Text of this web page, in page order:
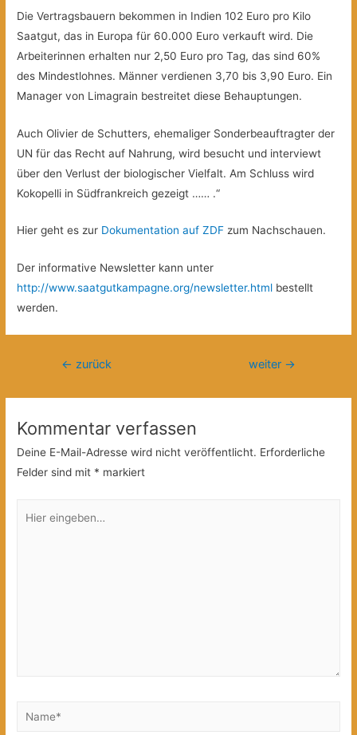
Die Vertragsbauern bekommen in Indien 102 Euro pro Kilo
Saatgut, das in Europa für 60.000 Euro verkauft wird. Die
Arbeiterinnen erhalten nur 2,50 Euro pro Tag, das sind 60%
des Mindestlohnes. Männer verdienen 3,70 bis 3,90 Euro. Ein
Manager von Limagrain bestreitet diese Behauptungen.
Auch Olivier de Schutters, ehemaliger Sonderbeauftragter der
UN für das Recht auf Nahrung, wird besucht und interviewt
über den Verlust der biologischer Vielfalt. Am Schluss wird
Kokopelli in Südfrankreich gezeigt …… .“
Hier geht es zur Dokumentation auf ZDFzum Nachschauen.
Der informative Newsletter kann unter
http://www.saatgutkampagne.org/newsletter.html bestellt
werden.
Beitragsnavigation
← zurück weiter →
Kommentar verfassen
Deine E-Mail-Adresse wird nicht veröffentlicht. Erforderliche
Felder sind mit * markiert
eingeben…
Name*